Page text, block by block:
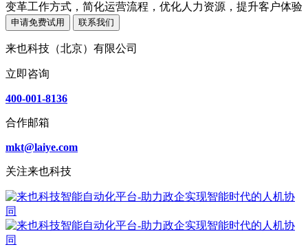
变革工作方式，简化运营流程，优化人力资源，提升客户体验
申请免费试用 联系我们
来也科技（北京）有限公司
立即咨询
400-001-8136
合作邮箱
mkt@laiye.com
关注来也科技